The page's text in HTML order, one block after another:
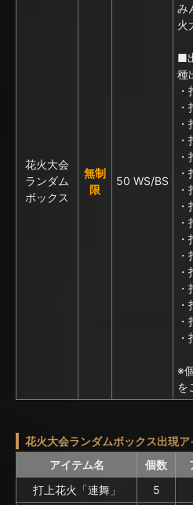
花火大会
ランダム
ボックス
無制
限
50 WS/BS
み
火
■
種
※
を
花火大会ランダムボックス出現
アイテム名
個数
打上花火「連舞」
5